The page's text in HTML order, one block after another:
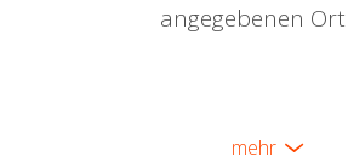
angegebenen
mehr